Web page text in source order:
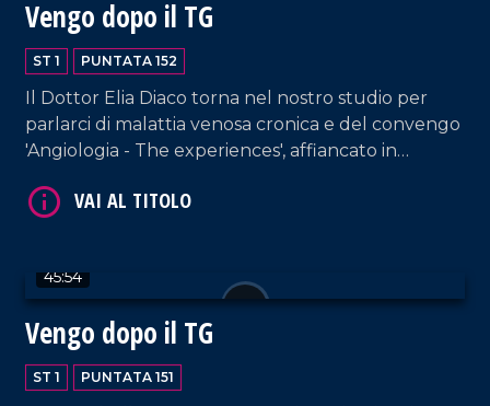
Vengo dopo il TG
ST 1 PUNTATA 152
Il Dottor Elia Diaco torna nel nostro studio per
parlarci di malattia venosa cronica e del convengo
'Angiologia - The experiences', affiancato in
Presidente onorario della International Union of
noto sui social per il suo "E Walaaaa".
45:54
Vengo dopo il TG
ST 1 PUNTATA 151
VAI AL TITOLO